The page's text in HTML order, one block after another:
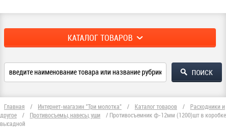
КАТАЛОГ ТОВАРОВ
Главная / Интернет-магазин "Три молотка" / Каталог товаров /
Расходники и
другое
/ Противосъемы, навесы, уши / Противосъемник ф-12мм (1200)шт в коробке
высадной